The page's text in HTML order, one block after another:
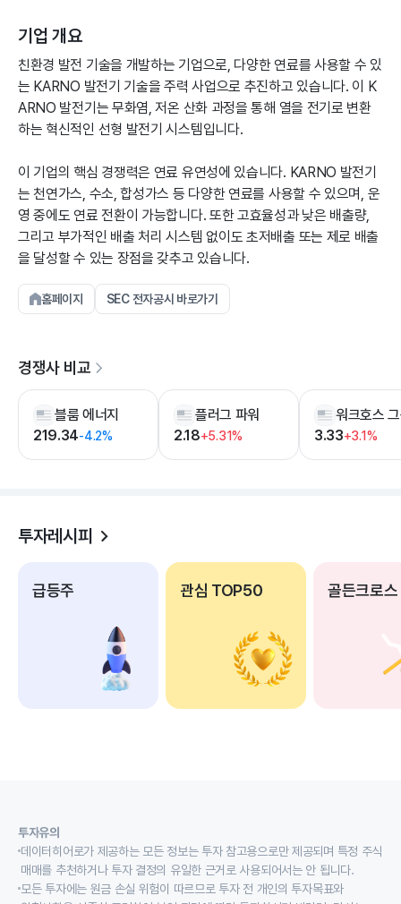
기업 개요
친환경 발전 기술을 개발하는 기업으로, 다양한 연료를 사용할 수 있
는 KARNO 발전기 기술을 주력 사업으로 추진하고 있습니다. 이 K
ARNO 발전기는 무화염, 저온 산화 과정을 통해 열을 전기로 변환
하는 혁신적인 선형 발전기 시스템입니다.
이 기업의 핵심 경쟁력은 연료 유연성에 있습니다. KARNO 발전기
는 천연가스, 수소, 합성가스 등 다양한 연료를 사용할 수 있으며, 운
영 중에도 연료 전환이 가능합니다. 또한 고효율성과 낮은 배출량,
그리고 부가적인 배출 처리 시스템 없이도 초저배출 또는 제로 배출
을 달성할 수 있는 장점을 갖추고 있습니다.
홈페이지 SEC 전자공시 바로가기
경쟁사 비교
블룸 에너지
219.34-4.2%
플러그 파워
2.18+5.31%
워크호스
3.33+3.1%
투자레시피
급등주 관심 TOP50 골든크로스
투자유의
데이터히어로가 제공하는 모든 정보는 투자 참고용으로만 제공되며 특정 주식
매매를 추천하거나 투자 결정의 유일한 근거로 사용되어서는 안 됩니다.
모든 투자에는 원금 손실 위험이 따르므로 투자 전 개인의 투자목표와